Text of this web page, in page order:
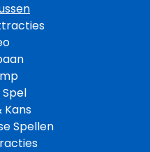
Kans
Spellen